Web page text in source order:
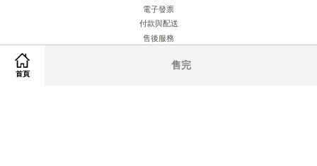
首頁
售完
電子發票
付款與配送
售後服務